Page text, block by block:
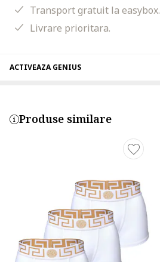
Transport gratuit la easybox.
Livrare prioritara.
ACTIVEAZA GENIUS
Produse similare